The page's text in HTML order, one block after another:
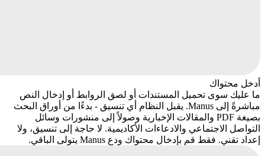
أدخل محتواك
ما عليك سوى تحميل المستندات أو لصق الروابط أو إدخال النص
مباشرةً إلى Manus. يقبل النظام أي تنسيق - بدءًا من أوراق البحث
بصيغة PDF والمقالات الإخبارية وصولاً إلى منشورات وسائل
التواصل الاجتماعي والادعاءات الأكاديمية. لا حاجة إلى تنسيق، ولا
إعداد تقني. فقط قم بإدخال محتواك ودع Manus يتولى الباقي.